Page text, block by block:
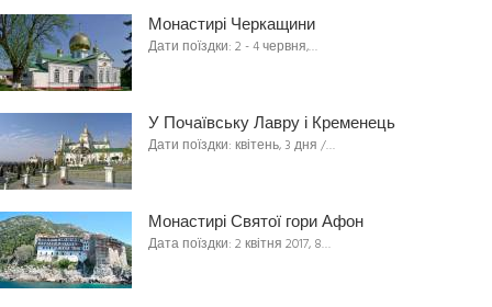
Монастирі Черкащини
Дати поїздки: 2 - 4 червня,…
У Почаївську Лавру і Кременець
Дати поїздки: квітень, 3 дня /…
Монастирі Святої гори Афон
Дата поїздки: 2 квітня 2017, 8…